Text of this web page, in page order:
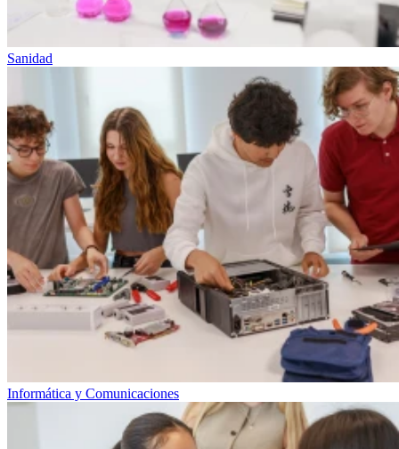
Sanidad
Informática y Comunicaciones